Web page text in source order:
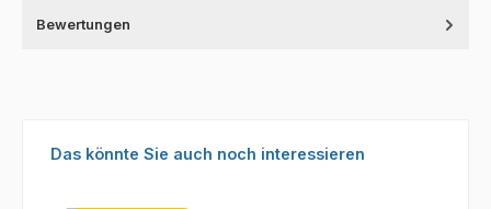
Bewertungen
Produktgalerie überspringen
Das könnte Sie auch noch interessieren